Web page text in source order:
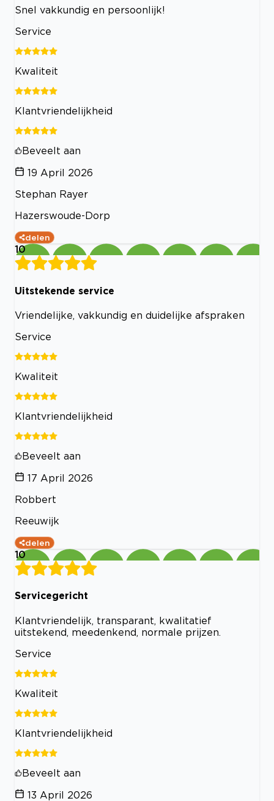
Snel vakkundig en persoonlijk!
Service
Kwaliteit
Klantvriendelijkheid
Beveelt aan
19 April 2026
Stephan Rayer
Hazerswoude-Dorp
delen
10
Uitstekende service
Vriendelijke, vakkundig en duidelijke afspraken
Service
Kwaliteit
Klantvriendelijkheid
Beveelt aan
17 April 2026
Robbert
Reeuwijk
delen
10
Servicegericht
Klantvriendelijk, transparant, kwalitatief
uitstekend, meedenkend, normale prijzen.
Service
Kwaliteit
Klantvriendelijkheid
Beveelt aan
13 April 2026